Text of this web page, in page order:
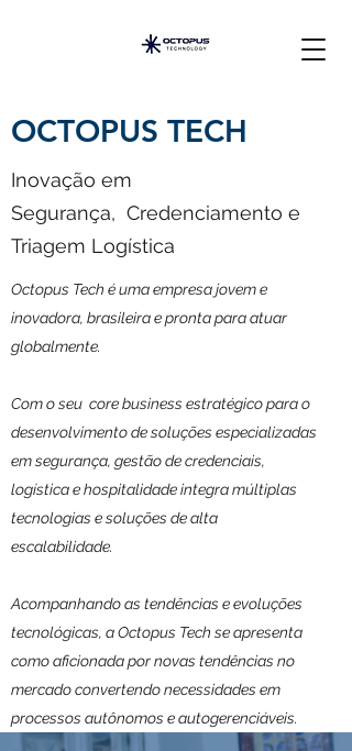
OCTOPUS TECH
Inovação em
Segurança, Credenciamento e
Triagem Logística
Octopus Tech é uma empresa jovem e
inovadora, brasileira e pronta para atuar
globalmente.
Com o seu core business estratégico para o
desenvolvimento de soluções especializadas
em segurança, gestão de credenciais,
logística e hospitalidade integra múltiplas
tecnologias e soluções de alta
escalabilidade.
Acompanhando as tendências e evoluções
tecnológicas, a Octopus Tech se apresenta
como aficionada por novas tendências no
mercado convertendo necessidades em
processos autônomos e autogerenciáveis.